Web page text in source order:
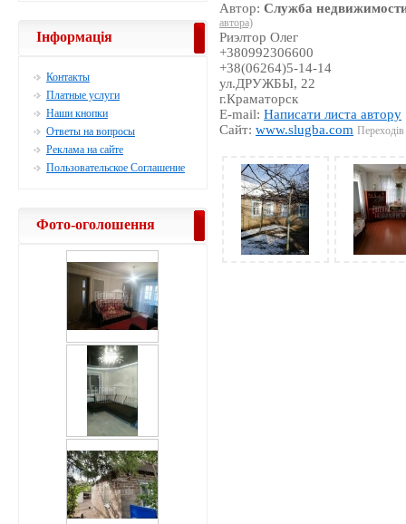
Автор:Служба
автора)
Риэлтор Олег
+380992306600
+38(06264)5-14-14
ул.ДРУЖБЫ, 22
г.Краматорск
E-mail:Написати листа автору
Сайт:www.slugba.com
Інформація
Контакты
Платные услуги
Наши кнопки
Ответы на вопросы
Реклама на сайте
Пользовательское Соглашение
Фото-оголошення